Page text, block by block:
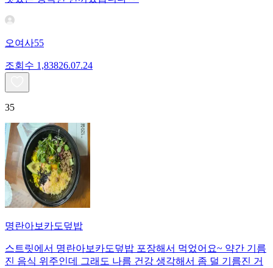
오여사55
조회수 1,83826.07.24
35
명란아보카도덮밥
스트릿에서 명란아보카도덮밥 포장해서 먹었어요~ 약간 기름
진 음식 위주인데 그래도 나름 건강 생각해서 좀 덜 기름진 거